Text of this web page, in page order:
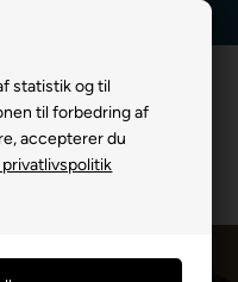
statistik og til
til forbedring af
accepterer du
Halsbånd